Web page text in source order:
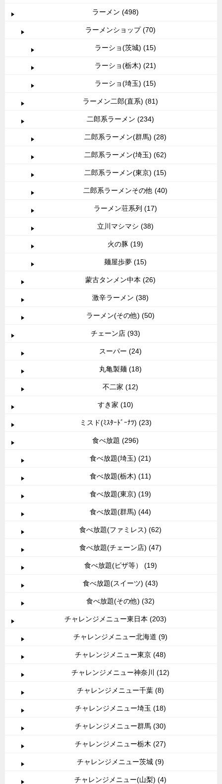
ラーメン (498)
ラーメンショップ (70)
ラーショ(茨城) (15)
ラーショ(栃木) (21)
ラーショ(埼玉) (15)
ラーメン二郎(直系) (81)
二郎系ラーメン (234)
二郎系ラーメン(群馬) (28)
二郎系ラーメン(埼玉) (62)
二郎系ラーメン(東京) (15)
二郎系ラーメンその他 (40)
ラーメン荘系列 (17)
立川マシマシ (38)
火の豚 (19)
麺屋歩夢 (15)
蒙古タンメン中本 (26)
激辛ラーメン (38)
ラーメン(その他) (50)
チェーン店 (93)
スーパー (24)
丸亀製麺 (18)
不二家 (12)
すき家 (10)
ミスド(ﾐｽﾀｰﾄﾞｰﾅﾂ) (23)
食べ放題 (296)
食べ放題(埼玉) (21)
食べ放題(栃木) (11)
食べ放題(東京) (19)
食べ放題(群馬) (44)
食べ放題(ファミレス) (62)
食べ放題(チェーン店) (47)
食べ放題(ピザ等） (19)
食べ放題(スイーツ) (43)
食べ放題(その他) (32)
チャレンジメニュー東日本 (203)
チャレンジメニュー北海道 (9)
チャレンジメニュー東京 (48)
チャレンジメニュー神奈川 (12)
チャレンジメニュー千葉 (8)
チャレンジメニュー埼玉 (18)
チャレンジメニュー群馬 (30)
チャレンジメニュー栃木 (27)
チャレンジメニュー茨城 (9)
チャレンジメニュー(山梨) (4)